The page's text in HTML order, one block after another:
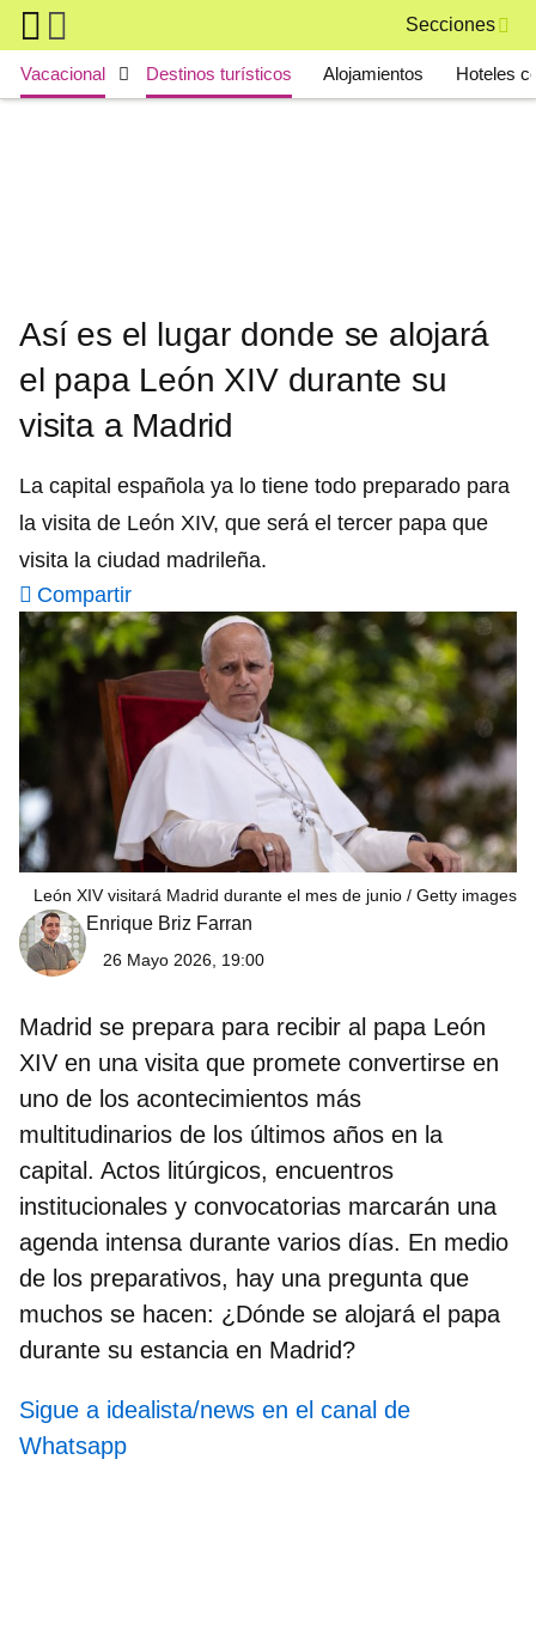
Skip to main content
Secciones
Main navigation
Vacacional Destinos turísticos Alojamientos Hoteles
Así es el lugar donde se alojará
el papa León XIV durante su
visita a Madrid
La capital española ya lo tiene todo preparado para
la visita de León XIV, que será el tercer papa que
visita la ciudad madrileña.
Compartir
León XIV visitará Madrid durante el mes de junio Getty images
Enrique Briz Farran
26 Mayo 2026, 19:00
Madrid se prepara para recibir al papa León
XIV en una visita que promete convertirse en
uno de los acontecimientos más
multitudinarios de los últimos años en la
capital. Actos litúrgicos, encuentros
institucionales y convocatorias marcarán una
agenda intensa durante varios días. En medio
de los preparativos, hay una pregunta que
muchos se hacen: ¿ Dónde se alojará el papa
durante su estancia en Madrid?
Sigue a idealista/news en el canal de
Whatsapp